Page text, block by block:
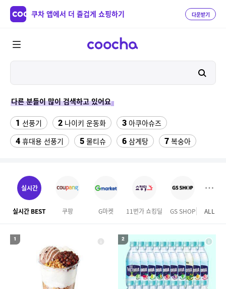
쿠차 앱에서 더 즐겁게 쇼핑하기 다운받기
다른 분들이 많이 검색하고 있어요
1 선풍기 2 나이키 운동화 3 아쿠아슈즈
4 휴대용 선풍기 5 물티슈 6 삼계탕 7 복숭아
10 한일전기이동식에어컨
12 달바 세럼 160
14 여성실내수영복 워터월드
종가북부식포기김치
미니 탁상용 선풍기 20 에어컨
ALL
실시간
실시간 BEST 쿠팡 G마켓 11번가 쇼킹딜 GS SHOP
1 2